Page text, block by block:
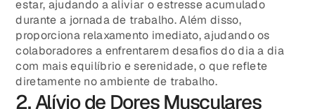
estar, ajudando a aliviar o estresse acumulado
durante a jornada de trabalho. Além disso,
proporciona relaxamento imediato, ajudando os
colaboradores a enfrentarem desafios do dia a dia
com mais equilíbrio e serenidade, o que reflete
diretamente no ambiente de trabalho.
2. Alívio de Dores Musculares